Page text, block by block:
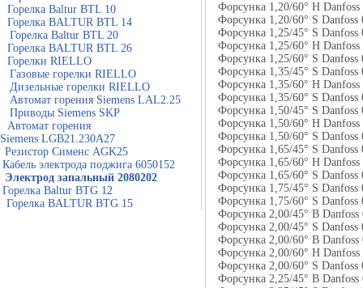
Горелка Baltur BTL 10
Горелка BALTUR BTL 14
Горелка Baltur BTL 20
Горелка BALTUR BTL 26
Горелки RIELLO
Газовые горелки RIELLO
Дизельные горелки RIELLO
Автомат горения Siemens LAL2.25
Приводы Siemens SKP
Автомат горения
Siemens LGB21.230A27
Резистор Сименс AGK25
Кабель электрода поджига 6050152
Электрод запальный 2080202
Горелка Baltur BTG 12
Горелка BALTUR BTG 15
Форсунка 1,20/60° H
Форсунка 1,20/60° S
Форсунка 1,25/45° S
Форсунка 1,25/60° H
Форсунка 1,25/60° S
Форсунка 1,35/45° S
Форсунка 1,35/60° H
Форсунка 1,35/60° S
Форсунка 1,50/45° S
Форсунка 1,50/60° H
Форсунка 1,50/60° S
Форсунка 1,65/45° S
Форсунка 1,65/60° H
Форсунка 1,65/60° S
Форсунка 1,75/45° S
Форсунка 1,75/60° S
Форсунка 2,00/45° B
Форсунка 2,00/45° S
Форсунка 2,00/60° B
Форсунка 2,00/60° H
Форсунка 2,00/60° S
Форсунка 2,25/45° B